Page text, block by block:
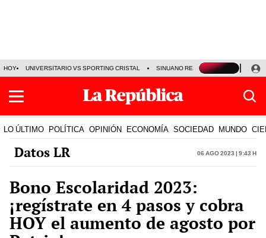
HOY UNIVERSITARIO VS SPORTING CRISTAL SINUANO RESULTADOS HOY
LO ÚLTIMO POLÍTICA OPINIÓN ECONOMÍA SOCIEDAD MUNDO
Datos LR 06 Ago 2023 | 9:43 h
Bono Escolaridad 2023:
¡regístrate en 4 pasos y cobra
HOY el aumento de agosto por